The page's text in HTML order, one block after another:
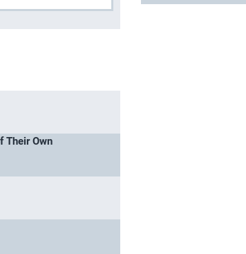
Their Own